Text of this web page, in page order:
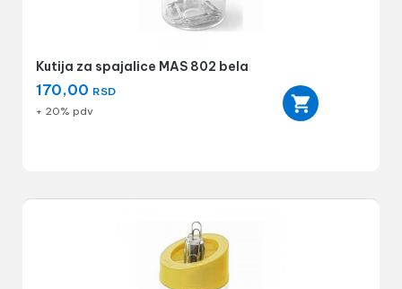
Kutija za spajalice MAS 802 bela
170,00 RSD
+ 20% pdv